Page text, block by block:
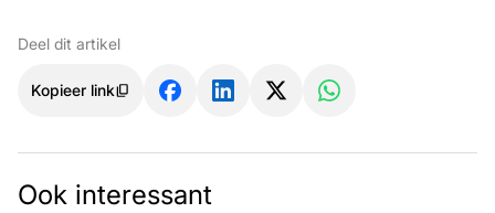
Deel dit artikel
Kopieer link
Ook interessant